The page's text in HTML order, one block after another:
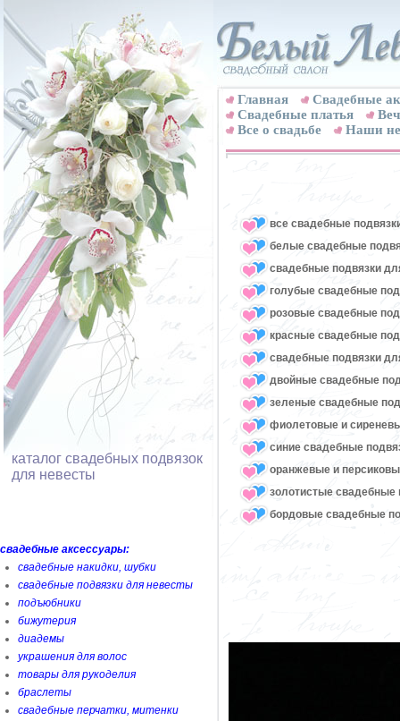
каталог свадебных подвязок
для невесты
свадебные аксессуары:
свадебные накидки, шубки
свадебные подвязки для невесты
подъюбники
бижутерия
диадемы
украшения для волос
товары для рукоделия
браслеты
свадебные перчатки, митенки
Главная
Свадебные
Cвадебные платья
Все о свадьбе
Наши
все свадебные
белые свадебные
свадебные подвязки
голубые свадебные
розовые свадебные
красные свадебные
свадебные подвязки
двойные свадебные
зеленые свадебные
фиолетовые и
синие свадебные
оранжевые и
золотистые свадебные
бордовые свадебные